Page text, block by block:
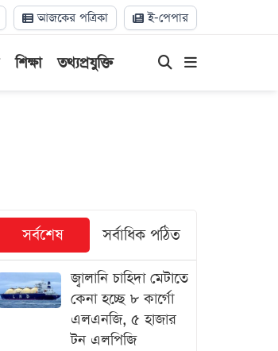
আজকের পত্রিকা ই-পেপার
শিক্ষা তথ্যপ্রযুক্তি
সর্বশেষ সর্বাধিক পঠিত
জ্বালানি চাহিদা মেটাতে
কেনা হচ্ছে ৮ কার্গো
এলএনজি, ৫ হাজার
টন এলপিজি